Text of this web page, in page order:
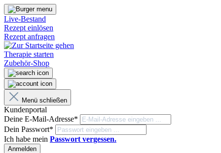
Live-Bestand
Rezept einlösen
Rezept anfragen
Therapie starten
Zubehör-Shop
Menü schließen
Kundenportal
Deine E-Mail-Adresse*
Dein Passwort*
Ich habe mein Passwort vergessen.
Anmelden